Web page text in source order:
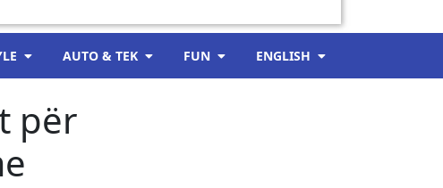
AUTO & TEK FUN ENGLISH
për